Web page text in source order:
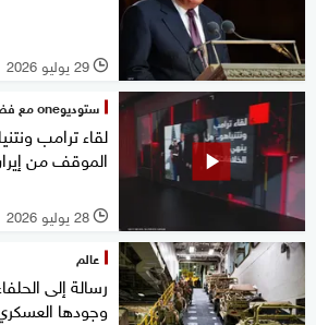
l 29 يوليو 2026
ستوديوone مع فضيلة
لقاء ترامب
الموقف من
l 28 يوليو 2026
عالم
رسالة إلى
وجودها